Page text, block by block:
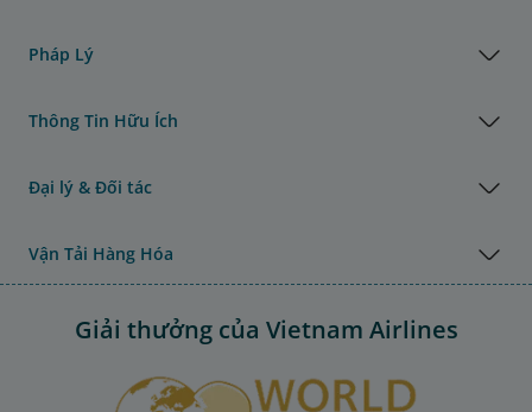
Pháp Lý
Thông Tin Hữu Ích
Đại lý & Đối tác
Vận Tải Hàng Hóa
Giải thưởng của Vietnam Airlines